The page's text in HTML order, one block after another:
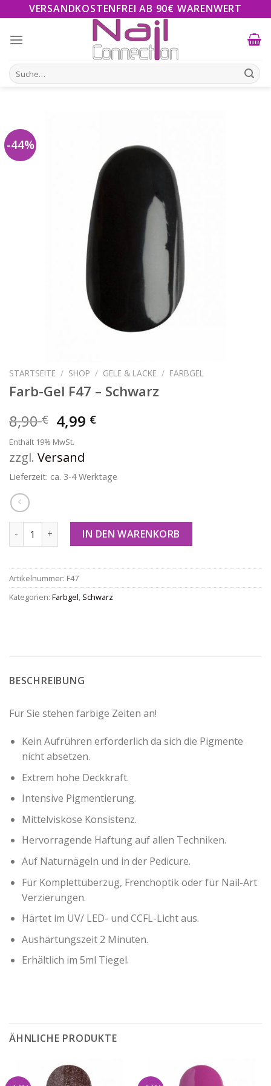
to
content
VERSANDKOSTENFREI AB 90€ WARENWERT
Suche
nach:
-44%
STARTSEITE / SHOP / GELE & LACKE / FARBGEL
Farb-Gel F47 – Schwarz
8,90€ 4,99 €
Enthält 19% MwSt.
zzgl. Versand
Lieferzeit: ca. 3-4 Werktage
Farb-Gel F47 - Schwarz Menge
IN DEN WARENKORB
Artikelnummer: F47
Kategorien: Farbgel, Schwarz
BESCHREIBUNG
Für Sie stehen farbige Zeiten an!
Kein Aufrühren erforderlich da sich die Pigmente
nicht absetzen.
Extrem hohe Deckkraft.
Intensive Pigmentierung.
Mittelviskose Konsistenz.
Hervorragende Haftung auf allen Techniken.
Auf Naturnägeln und in der Pedicure.
Für Komplettüberzug, Frenchoptik oder für Nail-Art
Verzierungen.
Härtet im UV/ LED- und CCFL-Licht aus.
Aushärtungszeit 2 Minuten.
Erhältlich im 5ml Tiegel.
ÄHNLICHE PRODUKTE